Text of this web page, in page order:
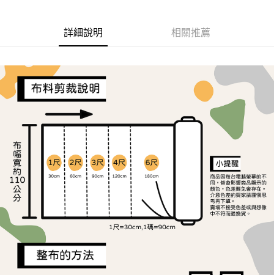
2.付款方式選擇「大哥付你分期」，訂單成立後會自動跳轉到大哥付的交易
流程，驗證手機門號後，選擇欲分期的期數、繳款截止日，確認付款後即完
3.實際核准額度、可分期數及費用金額請依後續交易確認頁面所載為準。
4.訂單成立30分鐘內，如未前往確認交易或遇審核未通過，訂單將自動取
消。如遇「轉專審核」未通過狀況，表示未達大哥付你分期系統評分，恕無
法說明評估內容。
1.分期款項不併入電信帳單，「大哥付你分期」於每月結算日後寄送繳費提
2.透過簡訊連結打開帳單後，可選擇「超商條碼／台灣大直營門市／銀行轉
帳／街口支付／iPASS MONEY」等通路繳費。
【注意事項】
1.本服務係由「台灣大哥大股份有限公司」（以下簡稱本公司）所提供，讓
用戶於交易時，得透過本服務購買商品或服務，並由商店將買賣／分期付款
買賣價金債權讓與本公司後，依約使用本公司帳單繳交帳款。
2.基於同意付款使用「大哥付你分期」之契約關係目的，商店將以您的個人
資料（包含姓名、電話或地址）提供予台灣大哥大進項蒐集、處理及利用，
由本公司與您本人進行分期帳單所需資料之確認、核對及更正。
3.完整用戶服務條款，請詳閱以下連結：
【關於「AFTEE先享後付」】
便利好安心！
１．簡單：不需註冊會員、不需綁卡、不需儲值。
２．便利：只要手機號碼，簡訊認證，即可結帳。
３．安心：先確認商品／服務後，再付款。
【「AFTEE先享後付」結帳流程】
１．於結帳方式選擇「AFTEE先享後付」後，將跳轉至「AFTEE先享後付」
結帳頁面，進行簡訊認證並確認金額後，即可完成結帳。
２．訂單成立數日內，您將收到繳費通知簡訊。
３．收到繳費通知簡訊後14天內，點擊此簡訊中的連結，可透過四大超商／
ATM／網路銀行／等多元方式進行付款，方視為交易完成。
※ 請注意：結帳手續完成當下不需立刻繳費，但若您需要取消訂單，請聯絡
購買商品的店家。未經商家同意取消之訂單仍視為有效，需透過AFTEE先享
後付繳納相關費用。
※ 交易是否成功請以「AFTEE先享後付 」之結帳頁面顯示為準，若有關於
是否繳費成功／繳費後需取消欲退款等相關疑問，請聯繫「AFTEE先享後付
客戶支援中心」https://netprotections.freshdesk.com/support/home
【注意事項】
運送方式
每筆NT$65，滿NT$1,500(含以上)免運費
7-11取貨付款
每筆NT$65，滿NT$1,500(含以上)免運費
宅配
每筆NT$150，滿NT$1,500(含以上)免運費
離島宅配
每筆NT$240
詳細說明 相關推薦